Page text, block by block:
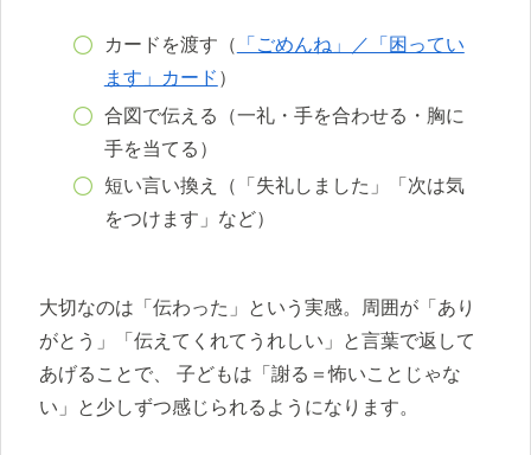
カードを渡す（
「ごめんね」／「困ってい
ます」カード ）
合図で伝える（一礼・手を合わせる・胸に
手を当てる）
短い言い換え（「失礼しました」「次は気
をつけます」など）
大切なのは「伝わった」という実感。周囲が「あり
がとう」「伝えてくれてうれしい」と言葉で返して
あげることで、 子どもは「謝る＝怖いことじゃな
い」と少しずつ感じられるようになります。